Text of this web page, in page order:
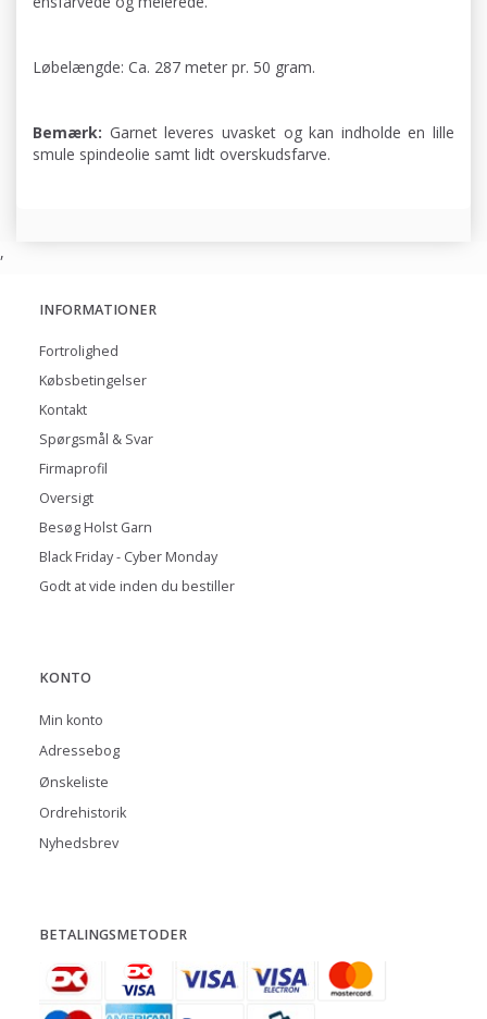
Løbelængde: Ca. 287 meter pr. 50 gram.
Bemærk: Garnet leveres uvasket og kan indholde en lille
smule spindeolie samt lidt overskudsfarve.
,
INFORMATIONER
Fortrolighed
Købsbetingelser
Kontakt
Spørgsmål & Svar
Firmaprofil
Oversigt
Besøg Holst Garn
Black Friday - Cyber Monday
Godt at vide inden du bestiller
KONTO
Min konto
Adressebog
Ønskeliste
Ordrehistorik
Nyhedsbrev
BETALINGSMETODER